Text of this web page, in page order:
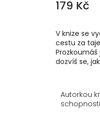
179 Kč
V knize se
cestu za
dozvíš se,
Autorkou